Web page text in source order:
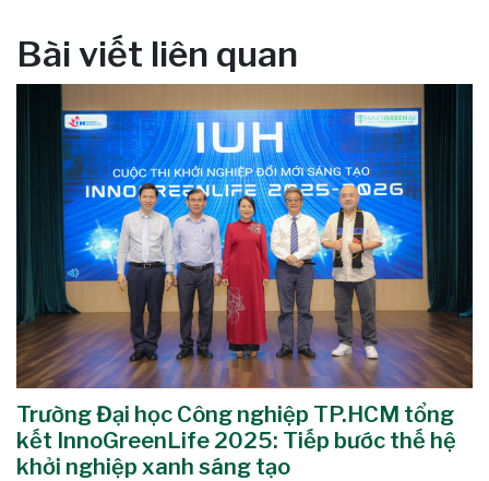
Bài viết liên quan
Trường Đại học Công nghiệp TP.HCM tổng
kết InnoGreenLife 2025: Tiếp bước thế hệ
khởi nghiệp xanh sáng tạo